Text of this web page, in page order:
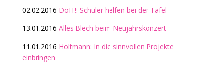
02.02.2016 DoIT!: Schüler helfen bei der Tafel
13.01.2016 Alles Blech beim Neujahrskonzert
11.01.2016 Holtmann: In die sinnvollen Projekte
einbringen